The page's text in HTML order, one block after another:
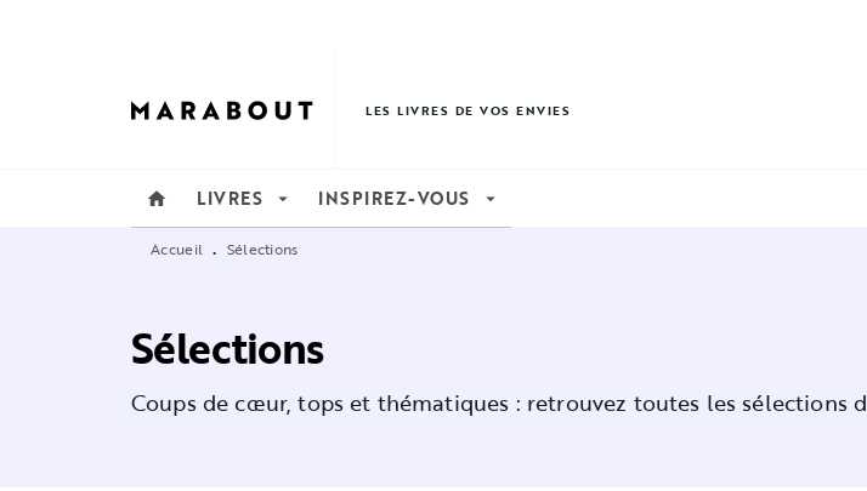
LES LIVRES DE VOS ENVIES
home LIVRES arrow_drop_down INSPIREZ-VOUS arrow_drop_down
Accueil • Sélections
Sélections
Coups de cœur, tops et thématiques : retrouvez toutes les sélections d